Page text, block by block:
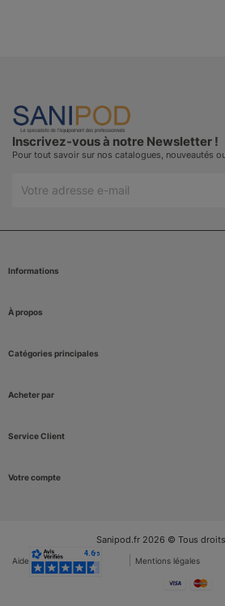
Inscrivez-vous à notre Newsletter !
Pour tout savoir sur nos catalogues, nouveautés
Informations
À propos
Catégories principales
Acheter par
Service Client
Votre compte
Sanipod.fr 2026 © Tous
Aide et FAQ Mentions légales